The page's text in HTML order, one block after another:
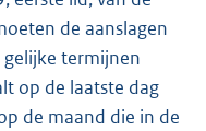
de aanslagen
termijnen
op de laatste dag
de maand die in de